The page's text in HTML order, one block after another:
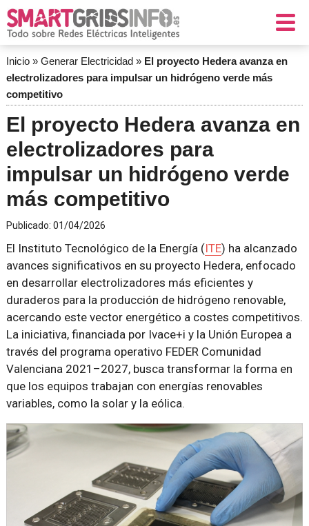
Inicio» Generar Electricidad» El proyecto Hedera avanza en
electrolizadores para impulsar un hidrógeno verde más
competitivo
El proyecto Hedera avanza en
electrolizadores para
impulsar un hidrógeno verde
más competitivo
Publicado: 01/04/2026
El Instituto Tecnológico de la Energía (ITE) ha alcanzado
avances significativos en su proyecto Hedera, enfocado
en desarrollar electrolizadores más eficientes y
duraderos para la producción de hidrógeno renovable,
acercando este vector energético a costes competitivos.
La iniciativa, financiada por Ivace+i y la Unión Europea a
través del programa operativo FEDER Comunidad
Valenciana 2021–2027, busca transformar la forma en
que los equipos trabajan con energías renovables
variables, como la solar y la eólica.